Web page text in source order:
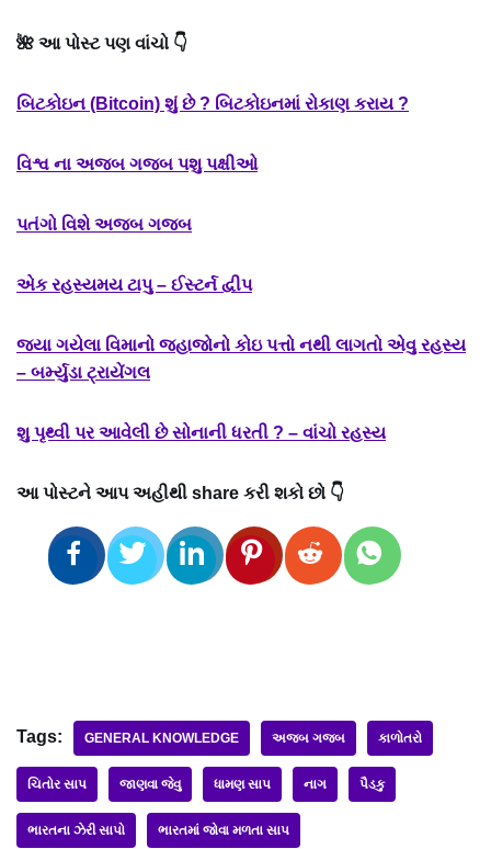
🌺 આ પોસ્ટ પણ વાંચો 👇
બિટકોઇન (Bitcoin) શું છે ? બિટકોઇનમાં રોકાણ કરાય ?
વિશ્વ ના અજબ ગજબ પશુ પક્ષીઓ
પતંગો વિશે અજબ ગજબ
એક રહસ્યમય ટાપુ – ઈસ્ટર્ન દ્વીપ
જ્યા ગયેલા વિમાનો જહાજોનો કોઇ પત્તો નથી લાગતો એવુ રહસ્ય
– બર્મ્યુડા ટ્રાયેંગલ
શુ પૃથ્વી પર આવેલી છે સોનાની ધરતી ? – વાંચો રહસ્ય
આ પોસ્ટને આપ અહીથી share કરી શકો છો 👇
Tags: GENERAL KNOWLEDGE અજબ ગજબ કાળોતરો
ચિતોર સાપ જાણવા જેવુ ધામણ સાપ નાગ પૈડકુ
ભારતના ઝેરી સાપો ભારતમાં જોવા મળતા સાપ